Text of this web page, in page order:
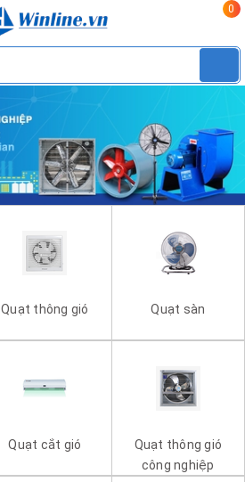
0
Quạt thông gió Quạt sàn
Quạt cắt gió
Quạt thông gió
công nghiệp